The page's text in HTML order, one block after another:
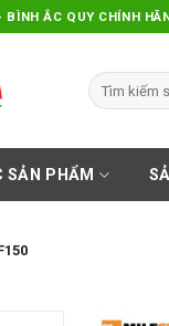
ẮC QUY CHÍNH
Search
for:
SẢN PHẨM